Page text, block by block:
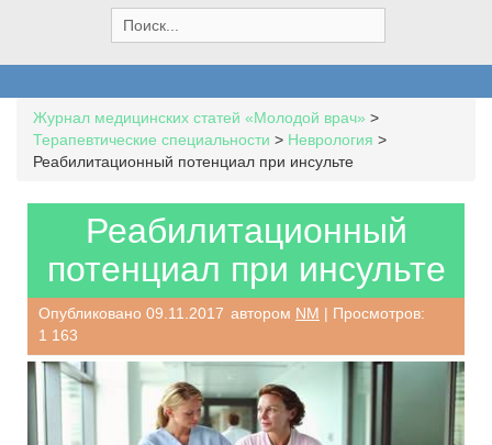
e
a
h
f
o
Журнал медицинских статей «Молодой врач» >
Терапевтические специальности > Неврология >
Реабилитационный потенциал при инсульте
Реабилитационный
потенциал при инсульте
Опубликовано 09.11.2017 автором NM | Просмотров:
1 163